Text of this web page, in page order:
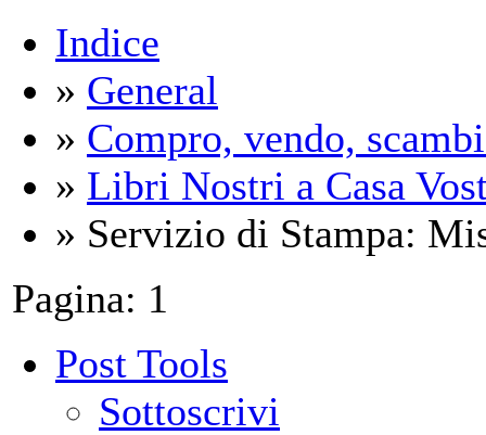
Indice
» General
» Compro, vendo,
» Libri Nostri a Casa
» Servizio di Stampa:
Pagina: 1
Post Tools
Sottoscrivi